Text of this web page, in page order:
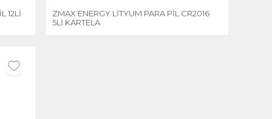
12Lİ
ZMAX ENERGY LİTYUM PARA PİL CR2016
5Lİ KARTELA